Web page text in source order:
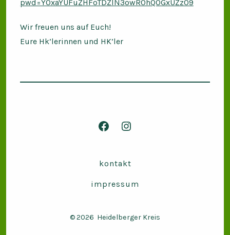
pwd=Y0xaYUFuZHFoTDZlN3owR0hQOGxUZz09
Wir freuen uns auf Euch!
Eure Hk’lerinnen und HK’ler
Facebook
neuem
öffnen
Instagram
neuem
öffnen
kontakt
impressum
© 2026 Heidelberger Kreis